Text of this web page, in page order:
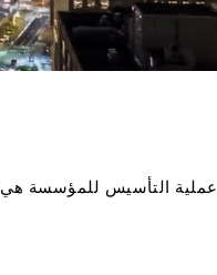
عملية التأسيس للمؤسسة هي